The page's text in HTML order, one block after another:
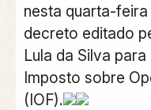
nesta quarta-
decreto editado
Lula da Silva
Imposto sobre
(IOF).